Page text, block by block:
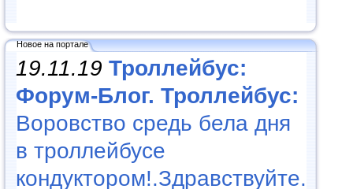
Новое на портале
19.11.19 Троллейбус:
Форум-Блог. Троллейбус:
Воровство средь бела дня
в троллейбусе
кондуктором!.Здравствуйте.